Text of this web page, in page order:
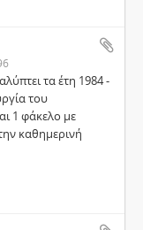
τα έτη 1984 -
του
1 φάκελο με
καθημερινή